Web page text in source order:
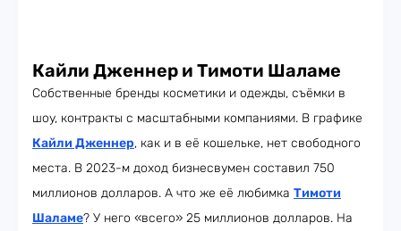
Кайли Дженнер и Тимоти Шаламе
Собственные бренды косметики и одежды, съёмки в
шоу, контракты с масштабными компаниями. В графике
Кайли Дженнер, как и в её кошельке, нет свободного
места. В 2023-м доход бизнесвумен составил 750
миллионов долларов. А что же её любимка Тимоти
Шаламе? У него «всего» 25 миллионов долларов. На